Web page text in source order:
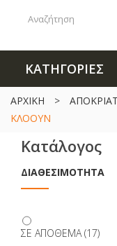
ΚΑΤΗΓΟΡΙΕΣ
ΑΡΧΙΚΗ >
ΚΛΟΟΥΝ
Κατάλογος
ΔΙΑΘΕΣΙΜΌΤΗΤΑ
ΣΕ ΑΠΌΘΕΜΑ (17)